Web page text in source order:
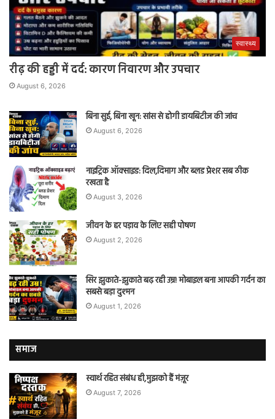
स्वास्थ्य
रीढ़ की हड्डी में दर्द: कारण निवारण और उपचार
August 6, 2026
बिना सुई, बिना खून: सांस से होगी डायबिटीज की जांच
August 6, 2026
नाइट्रिक ऑक्साइड: दिल,दिमाग और ब्लड प्रेशर सब ठीक
रखता है
August 3, 2026
जीवन के हर पड़ाव के लिए सही पोषण
August 2, 2026
सिर झुकाते-झुकाते बढ़ रही उम्र! मोबाइल बना आपकी गर्दन का
सबसे बड़ा दुश्मन
August 1, 2026
समाज
स्वार्थ रहित संबंध ही,मुझको हैं मंज़ूर
August 7, 2026